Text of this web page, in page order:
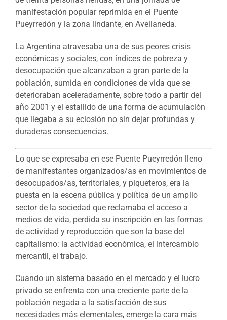
manifestación popular reprimida en el Puente
Pueyrredón y la zona lindante, en Avellaneda.
La Argentina atravesaba una de sus peores crisis
económicas y sociales, con índices de pobreza y
desocupación que alcanzaban a gran parte de la
población, sumida en condiciones de vida que se
deterioraban aceleradamente, sobre todo a partir del
año 2001 y el estallido de una forma de acumulación
que llegaba a su eclosión no sin dejar profundas y
duraderas consecuencias.
Lo que se expresaba en ese Puente Pueyrredón lleno
de manifestantes organizados/as en movimientos de
desocupados/as, territoriales, y piqueteros, era la
puesta en la escena pública y política de un amplio
sector de la sociedad que reclamaba el acceso a
medios de vida, perdida su inscripción en las formas
de actividad y reproducción que son la base del
capitalismo: la actividad económica, el intercambio
mercantil, el trabajo.
Cuando un sistema basado en el mercado y el lucro
privado se enfrenta con una creciente parte de la
población negada a la satisfacción de sus
necesidades más elementales, emerge la cara más